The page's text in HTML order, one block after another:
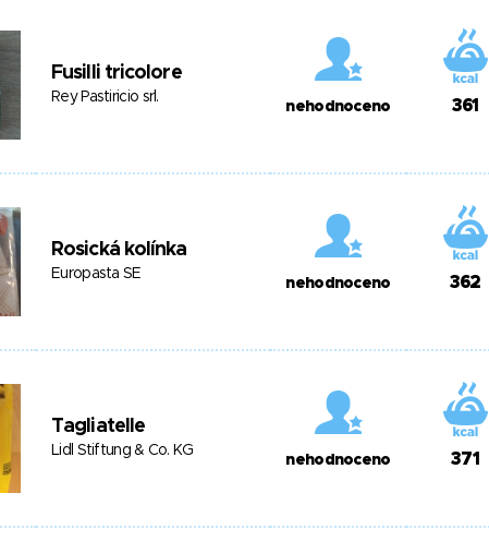
Fusilli tricolore
Rey Pastiricio srl.
nehodnoceno 361
Rosická kolínka
Europasta SE
nehodnoceno 362
Tagliatelle
Lidl Stiftung & Co. KG
nehodnoceno 371